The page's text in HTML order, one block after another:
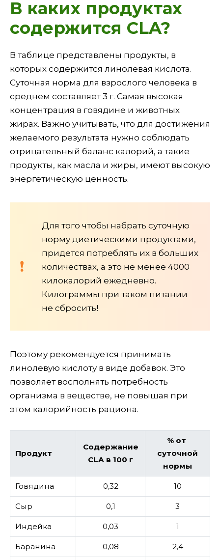
В каких продуктах
содержится CLA?
В таблице представлены продукты, в
которых содержится линолевая кислота.
Суточная норма для взрослого человека в
среднем составляет 3 г. Самая высокая
концентрация в говядине и животных
жирах. Важно учитывать, что для достижения
желаемого результата нужно соблюдать
отрицательный баланс калорий, а такие
продукты, как масла и жиры, имеют высокую
энергетическую ценность.
Для того чтобы набрать суточную
норму диетическими продуктами,
придется потреблять их в больших
количествах, а это не менее 4000
килокалорий ежедневно.
Килограммы при таком питании
не сбросить!
Поэтому рекомендуется принимать
линолевую кислоту в виде добавок. Это
позволяет восполнять потребность
организма в веществе, не повышая при
этом калорийность рациона.
Продукт
Содержание
CLA в 100 г
% от
суточной
нормы
Говядина 0,32 10
Сыр 0,1 3
Индейка 0,03 1
Баранина 0,08 2,4